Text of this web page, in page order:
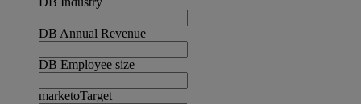
DB Annual Revenue
DB Employee size
marketoTarget